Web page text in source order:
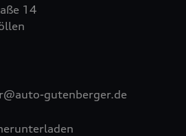
14
gutenberger.de